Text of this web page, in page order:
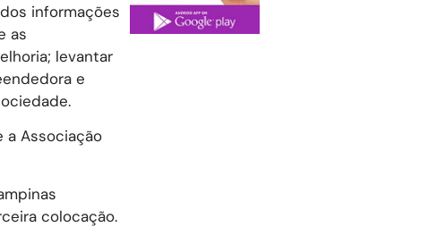
informações
as
levantar
e
a Associação
colocação.